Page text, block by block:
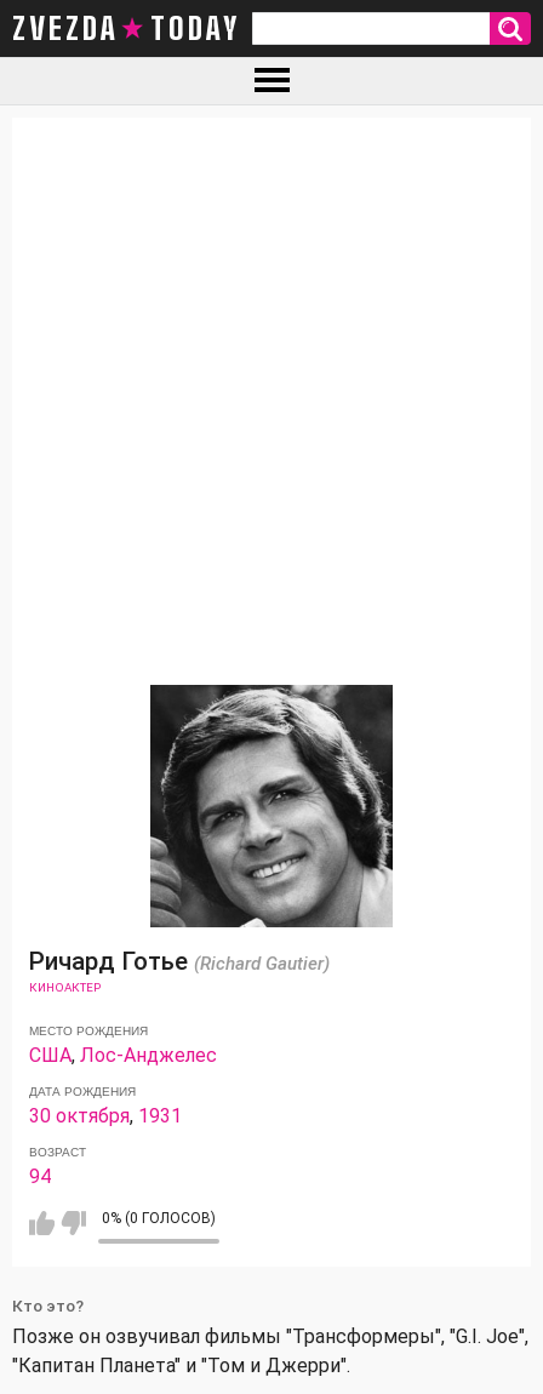
ZVEZDA TODAY
Ричард Готье (Richard Gautier)
КИНОАКТЕР
МЕСТО РОЖДЕНИЯ
США,Лос-Анджелес
ДАТА РОЖДЕНИЯ
30 октября, 1931
ВОЗРАСТ
94
0% (0 ГОЛОСОВ)
Кто это?
Позже он озвучивал фильмы "Трансформеры", "G.I. Joe",
"Капитан Планета" и "Том и Джерри".